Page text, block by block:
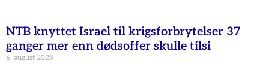
NTB knyttet Israel til krigsforbrytelser 37
ganger mer enn dødsoffer skulle tilsi
6. august 2025